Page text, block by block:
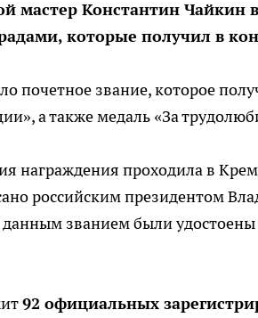
мастер Константин Чайкин
которые получил в
почетное звание, которое
а также медаль «За
награждения проходила в
российским президентом
данным званием были
92 официальных